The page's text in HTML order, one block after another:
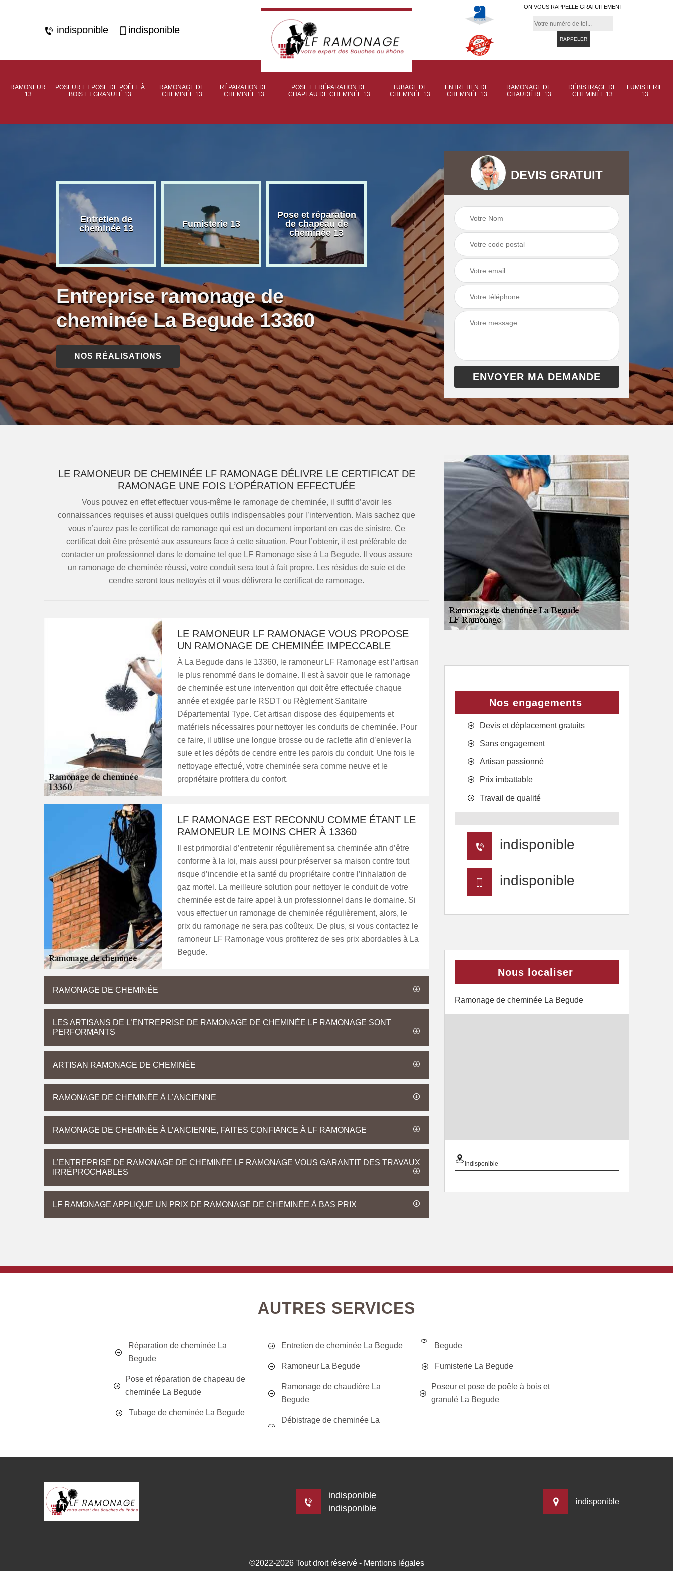
indisponible indisponible
ON VOUS RAPPELLE GRATUITEMENT
RAMONEUR
13
POSEUR ET POSE DE POÊLE À
BOIS ET GRANULÉ 13
RAMONAGE DE
CHEMINÉE 13
RÉPARATION DE
CHEMINÉE 13
POSE ET RÉPARATION DE
CHAPEAU DE CHEMINÉE 13
TUBAGE DE
CHEMINÉE 13
ENTRETIEN DE
CHEMINÉE 13
RAMONAGE DE
CHAUDIÈRE 13
DÉBISTRAGE DE
CHEMINÉE 13
FUMISTERIE
13
Entretien de
cheminée 13
Fumisterie 13
Pose et réparation
de chapeau de
cheminée 13
Poseur et pose de
poêle à bois et
granulé 13
Ramonage de
chaudière 13
Ramonage de
cheminée 13
Entreprise ramonage de
cheminée La Begude 13360
NOS RÉALISATIONS
DEVIS GRATUIT
LE RAMONEUR DE CHEMINÉE LF RAMONAGE DÉLIVRE LE CERTIFICAT DE
RAMONAGE UNE FOIS L’OPÉRATION EFFECTUÉE
Vous pouvez en effet effectuer vous-même le ramonage de cheminée, il suffit d’avoir les
connaissances requises et aussi quelques outils indispensables pour l’intervention. Mais sachez que
vous n’aurez pas le certificat de ramonage qui est un document important en cas de sinistre. Ce
certificat doit être présenté aux assureurs face à cette situation. Pour l’obtenir, il est préférable de
contacter un professionnel dans le domaine tel que LF Ramonage sise à La Begude. Il vous assure
un ramonage de cheminée réussi, votre conduit sera tout à fait propre. Les résidus de suie et de
cendre seront tous nettoyés et il vous délivrera le certificat de ramonage.
LE RAMONEUR LF RAMONAGE VOUS PROPOSE
UN RAMONAGE DE CHEMINÉE IMPECCABLE
À La Begude dans le 13360, le ramoneur LF Ramonage est l’artisan
le plus renommé dans le domaine. Il est à savoir que le ramonage
de cheminée est une intervention qui doit être effectuée chaque
année et exigée par le RSDT ou Règlement Sanitaire
Départemental Type. Cet artisan dispose des équipements et
matériels nécessaires pour nettoyer les conduits de cheminée. Pour
ce faire, il utilise une longue brosse ou de raclette afin d’enlever la
suie et les dépôts de cendre entre les parois du conduit. Une fois le
nettoyage effectué, votre cheminée sera comme neuve et le
propriétaire profitera du confort.
LF RAMONAGE EST RECONNU COMME ÉTANT LE
RAMONEUR LE MOINS CHER À 13360
Il est primordial d’entretenir régulièrement sa cheminée afin d’être
conforme à la loi, mais aussi pour préserver sa maison contre tout
risque d’incendie et la santé du propriétaire contre l’inhalation de
gaz mortel. La meilleure solution pour nettoyer le conduit de votre
cheminée est de faire appel à un professionnel dans le domaine. Si
vous effectuer un ramonage de cheminée régulièrement, alors, le
prix du ramonage ne sera pas coûteux. De plus, si vous contactez le
ramoneur LF Ramonage vous profiterez de ses prix abordables à La
Begude.
RAMONAGE DE CHEMINÉE
LES ARTISANS DE L’ENTREPRISE DE RAMONAGE DE CHEMINÉE LF RAMONAGE SONT
PERFORMANTS
ARTISAN RAMONAGE DE CHEMINÉE
RAMONAGE DE CHEMINÉE À L’ANCIENNE
RAMONAGE DE CHEMINÉE À L’ANCIENNE, FAITES CONFIANCE À LF RAMONAGE
L’ENTREPRISE DE RAMONAGE DE CHEMINÉE LF RAMONAGE VOUS GARANTIT DES TRAVAUX
IRRÉPROCHABLES
LF RAMONAGE APPLIQUE UN PRIX DE RAMONAGE DE CHEMINÉE À BAS PRIX
Nos engagements
Devis et déplacement gratuits
Sans engagement
Artisan passionné
Prix imbattable
Travail de qualité
indisponible
indisponible
Nous localiser
Ramonage de cheminée La Begude
indisponible
AUTRES SERVICES
Réparation de cheminée La
Begude
Pose et réparation de chapeau de
cheminée La Begude
Tubage de cheminée La Begude
Entretien de cheminée La Begude
Ramoneur La Begude
Ramonage de chaudière La
Begude
Débistrage de cheminée La
Begude
Fumisterie La Begude
Poseur et pose de poêle à bois et
granulé La Begude
indisponible
indisponible
indisponible
©2022-2026 Tout droit réservé - Mentions légales